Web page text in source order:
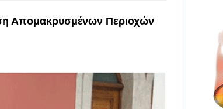
Απομακρυσμένων Περιοχών